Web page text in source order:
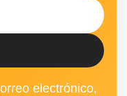
electrónico,